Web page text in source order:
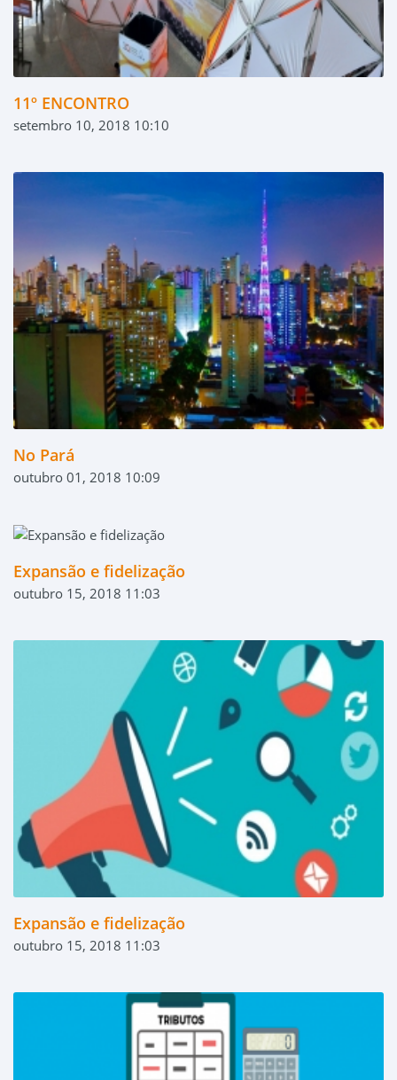
11º ENCONTRO
setembro 10, 2018 10:10
No Pará
outubro 01, 2018 10:09
Expansão e fidelização
outubro 15, 2018 11:03
Expansão e fidelização
outubro 15, 2018 11:03